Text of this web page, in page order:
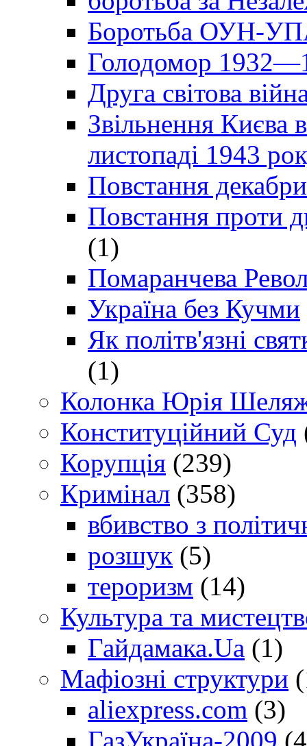
Боротьба ОУН-УПА
Голодомор
Друга світова
Звільнення Києва
листопаді 1943
Повстання
Повстання проти
(1)
Помаранчева
Україна без Кучми
Як політв'язні
(1)
Колонка Юрія
Конституційний Суд
Корупція (239)
Кримінал (358)
вбивство з
розшук (5)
тероризм (14)
Культура та
Гайдамака.Ua (1)
Мафіозні структури
aliexpress.com (3)
ГазУкраїна-2009